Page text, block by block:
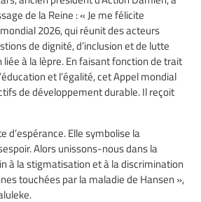
de la Reine : « Je me félicite
2026, qui réunit des acteurs
de dignité, d’inclusion et de lutte
à la lèpre. En faisant fonction de trait
et l’égalité, cet Appel mondial
de développement durable. Il reçoit
d’espérance. Elle symbolise la
Alors unissons-nous dans la
à la stigmatisation et à la discrimination
touchées par la maladie de Hansen »,